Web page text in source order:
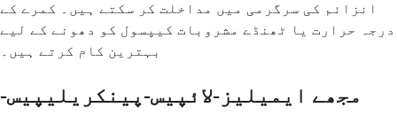
انزائم کی سرگرمی میں مداخلت کر سکتے ہیں۔ کمرے کے
درجہ حرارت یا ٹھنڈے مشروبات کیپسول کو دھونے کے لیے
بہترین کام کرتے ہیں۔
مجھے ایمیلیز-لائپیس-پینکریلیپیس-